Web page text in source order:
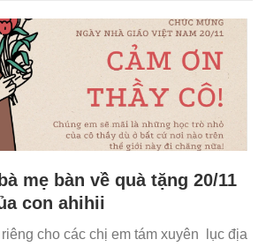
mẹ bàn về quà tặng 20/11
con ahihii
cho các chị em tám xuyên lục địa